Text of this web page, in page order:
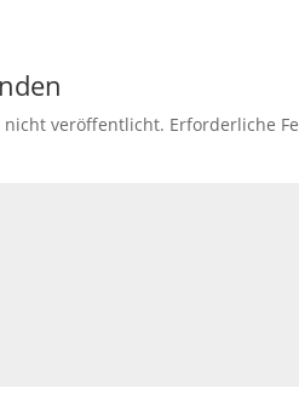
nicht veröffentlicht. Erforderliche